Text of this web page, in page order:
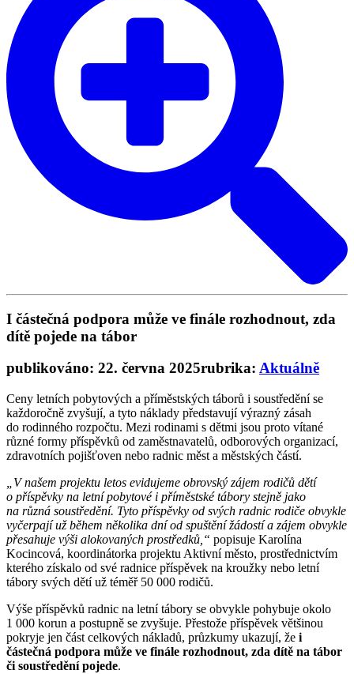
I částečná podpora může ve finále rozhodnout, zda
dítě pojede na tábor
publikováno: 22. června 2025rubrika: Aktuálně
Ceny letních pobytových a příměstských táborů i soustředění se
každoročně zvyšují, a tyto náklady představují výrazný zásah
do rodinného rozpočtu. Mezi rodinami s dětmi jsou proto vítané
různé formy příspěvků od zaměstnavatelů, odborových organizací,
zdravotních pojišťoven nebo radnic měst a městských částí.
„V našem projektu letos evidujeme obrovský zájem rodičů dětí
o příspěvky na letní pobytové i příměstské tábory stejně jako
na různá soustředění. Tyto příspěvky od svých radnic rodiče obvykle
vyčerpají už během několika dní od spuštění žádostí a zájem obvykle
přesahuje výši alokovaných prostředků,“ popisuje Karolína
Kocincová, koordinátorka projektu Aktivní město, prostřednictvím
kterého získalo od své radnice příspěvek na kroužky nebo letní
tábory svých dětí už téměř 50 000 rodičů.
Výše příspěvků radnic na letní tábory se obvykle pohybuje okolo
1 000 korun a postupně se zvyšuje. Přestože příspěvek většinou
pokryje jen část celkových nákladů, průzkumy ukazují, že i
částečná podpora může ve finále rozhodnout, zda dítě na tábor
či soustředění pojede.